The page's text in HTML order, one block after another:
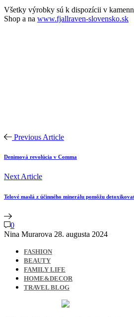
Všetky výrobky sú k dispozícii v
Shop a na www.fjallraven-slovensko.sk
Previous Article
Denimová revolúcia v Comma
Next Article
Telové maslá z účinného minerálu pomôžu
0
Nina Murarova 28. augusta 2024
FASHION
BEAUTY
FAMILY LIFE
HOME&DECOR
TRAVEL BLOG